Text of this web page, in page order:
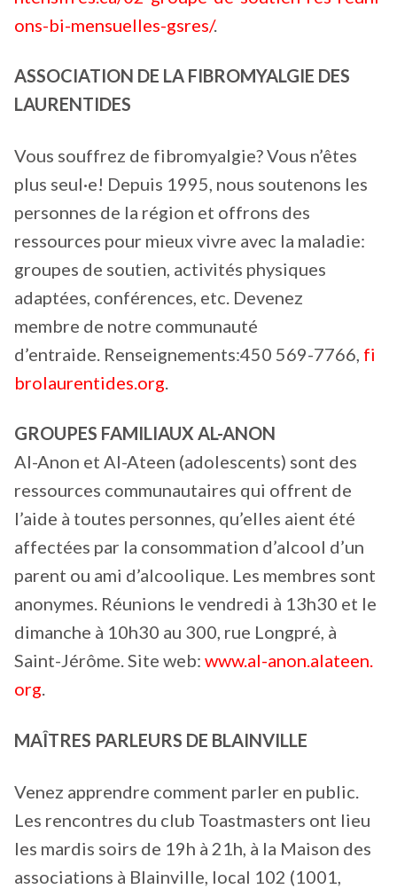
ons-bi-mensuelles-gsres/.
ASSOCIATION DE LA FIBROMYALGIE DES
LAURENTIDES
Vous souffrez de fibromyalgie? Vous n’êtes
plus seul·e! Depuis 1995, nous soutenons les
personnes de la région et offrons des
ressources pour mieux vivre avec la maladie:
groupes de soutien, activités physiques
adaptées, conférences, etc. Devenez
membre de notre communauté
d’entraide. Renseignements:450 569-7766, fi
brolaurentides.org.
GROUPES FAMILIAUX AL-ANON
Al-Anon et Al-Ateen (adolescents) sont des
ressources communautaires qui offrent de
l’aide à toutes personnes, qu’elles aient été
affectées par la consommation d’alcool d’un
parent ou ami d’alcoolique. Les membres sont
anonymes. Réunions le vendredi à 13h30 et le
dimanche à 10h30 au 300, rue Longpré, à
Saint-Jérôme. Site web: www.al-anon.alateen.
org.
MAÎTRES PARLEURS DE BLAINVILLE
Venez apprendre comment parler en public.
Les rencontres du club Toastmasters ont lieu
les mardis soirs de 19h à 21h, à la Maison des
associations à Blainville, local 102 (1001,